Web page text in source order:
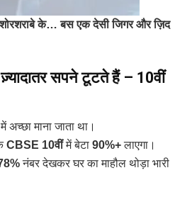
शोरशराबे के… बस एक देसी जिगर और ज़िद
सपने टूटते हैं – 10वीं
अच्छा माना जाता था।
CBSE 10वींमें बेटा 90%+लाएगा।
नंबर देखकर घर का माहौल थोड़ा भारी